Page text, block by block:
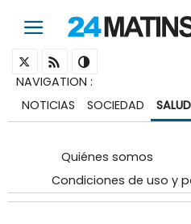
NAVIGATION :
NOTICIAS
SOCIEDAD SALUD
Quiénes somos
Condiciones de uso y